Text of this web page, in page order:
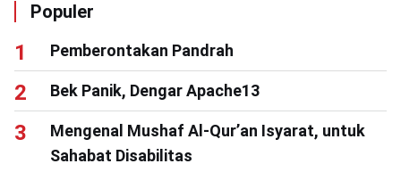
Populer
Pemberontakan Pandrah
Bek Panik, Dengar Apache13
Mengenal Mushaf Al-Qur’an Isyarat, untuk
Sahabat Disabilitas